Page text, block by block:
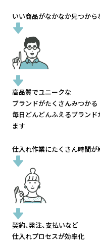
いい商品がなかなか見つから
高品質でユニークな
ブランドがたくさんみつかる
毎日どんどんふえるブランド
ます
仕入れ作業にたくさん時間が
契約、発注、支払いなど
仕入れプロセスが効率化